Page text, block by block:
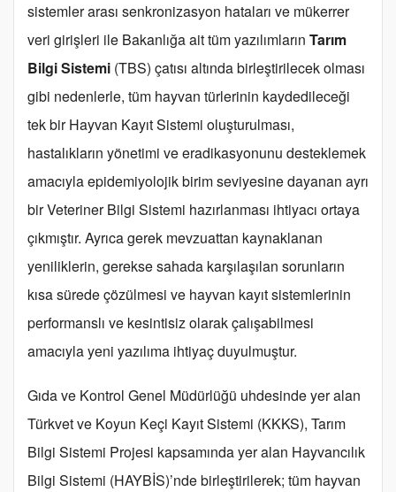
sistemler arası senkronizasyon hataları ve mükerrer
veri girişleri ile Bakanlığa ait tüm yazılımların Tarım
Bilgi Sistemi (TBS) çatısı altında birleştirilecek olması
gibi nedenlerle, tüm hayvan türlerinin kaydedileceği
tek bir Hayvan Kayıt Sistemi oluşturulması,
hastalıkların yönetimi ve eradikasyonunu desteklemek
amacıyla epidemiyolojik birim seviyesine dayanan ayrı
bir Veteriner Bilgi Sistemi hazırlanması ihtiyacı ortaya
çıkmıştır. Ayrıca gerek mevzuattan kaynaklanan
yeniliklerin, gerekse sahada karşılaşılan sorunların
kısa sürede çözülmesi ve hayvan kayıt sistemlerinin
performanslı ve kesintisiz olarak çalışabilmesi
amacıyla yeni yazılıma ihtiyaç duyulmuştur.
Gıda ve Kontrol Genel Müdürlüğü uhdesinde yer alan
Türkvet ve Koyun Keçi Kayıt Sistemi (KKKS), Tarım
Bilgi Sistemi Projesi kapsamında yer alan Hayvancılık
Bilgi Sistemi (HAYBİS)’nde birleştirilerek; tüm hayvan